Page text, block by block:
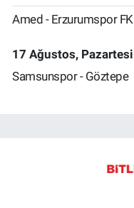
Amed - Erzurumspor FK
17 Ağustos, Pazartesi
Samsunspor - Göztepe